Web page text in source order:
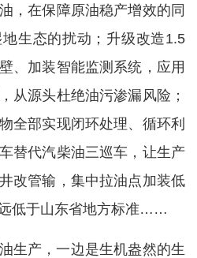
，在保障原油稳产增效的同
生态的扰动；升级改造1.5
、加装智能监测系统，应用
从源头杜绝油污渗漏风险；
全部实现闭环处理、循环利
替代汽柴油三巡车，让生产
改管输，集中拉油点加装低
低于山东省地方标准……
生产，一边是生机盎然的生